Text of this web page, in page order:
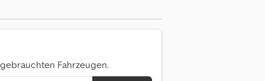
Fahrzeugen.